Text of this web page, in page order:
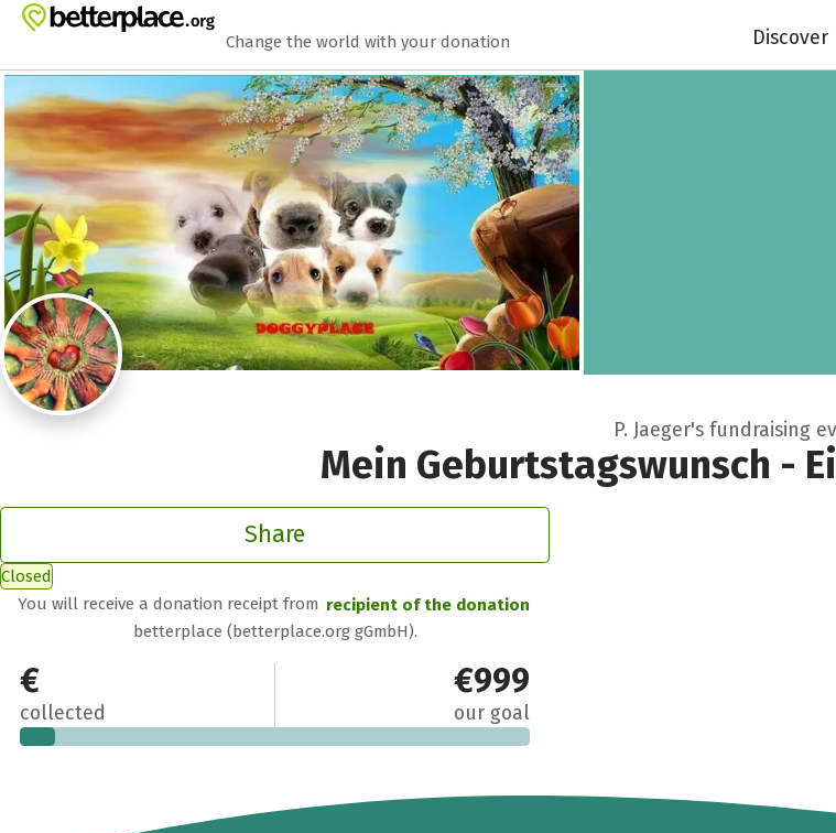
Zum Hauptinhalt springen
Erklärung zur Barrierefreiheit anzeigen
Change the world with your donation Discover
P. Jaeger's fundraising
Mein Geburtstagswunsch -
Share
Closed
You will receive a donation receipt from recipient of the donation
betterplace (betterplace.org gGmbH).
€70
collected
€999
our goal